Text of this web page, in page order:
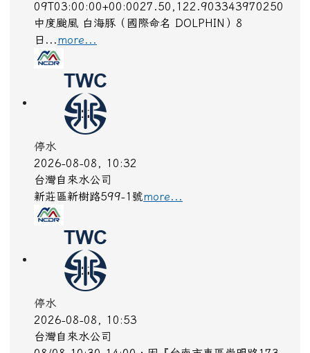
09T03:00:00+00:0027.50,122.903343970250
中度颱風 白海豚（國際命名 DOLPHIN）8
日...more...
停水
2026-08-08, 10:32
台灣自來水公司
新莊區新樹路599-1號more...
停水
2026-08-08, 10:53
台灣自來水公司